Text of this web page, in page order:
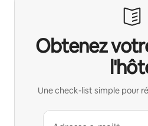
Obtenez
Une check-list simple pour